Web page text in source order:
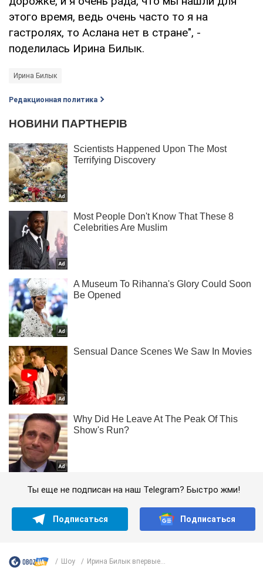
этого время, ведь очень часто то я на
гастролях, то Аслана нет в стране", -
поделилась Ирина Билык.
Ирина Билык
Редакционная политика
Ты еще не подписан на наш Telegram? Быстро жми!
Подписаться Подписаться
Шоу Ирина Билык впервые...